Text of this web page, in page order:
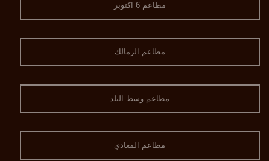
مطاعم 6 اكتوبر
مطاعم الزمالك
مطاعم وسط البلد
مطاعم المعادي